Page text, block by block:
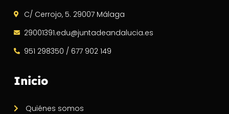
C/ Cerrojo, 5. 29007 Málaga
29001391.edu@juntadeandalucia.es
951 298350 / 677 902 149
Inicio
Quiénes somos